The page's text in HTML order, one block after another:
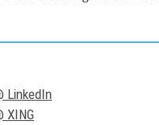
LinkedIn
XING